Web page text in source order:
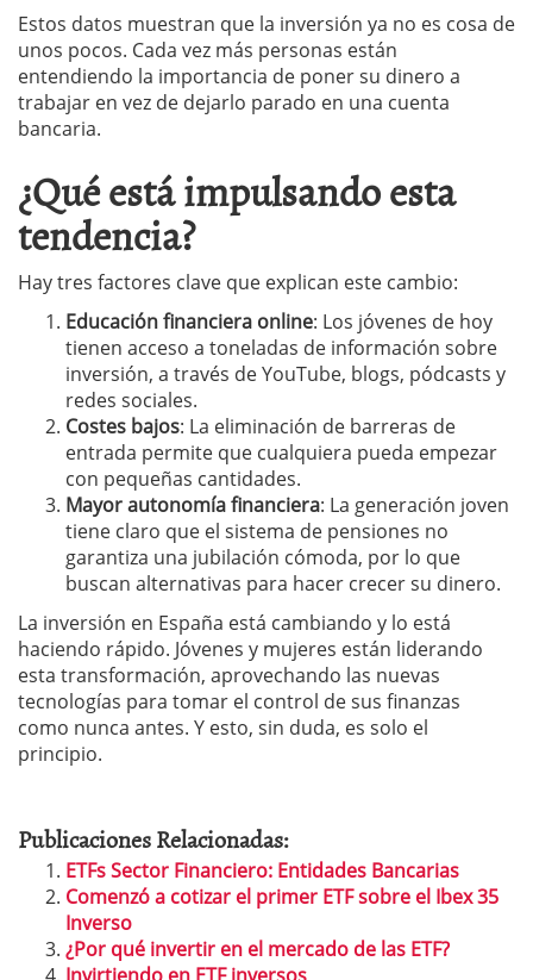
Estos datos muestran que la inversión ya no es cosa de
unos pocos. Cada vez más personas están
entendiendo la importancia de poner su dinero a
trabajar en vez de dejarlo parado en una cuenta
bancaria.
¿Qué está impulsando esta
tendencia?
Hay tres factores clave que explican este cambio:
Educación financiera online: Los jóvenes de hoy
tienen acceso a toneladas de información sobre
inversión, a través de YouTube, blogs, pódcasts y
redes sociales.
Costes bajos: La eliminación de barreras de
entrada permite que cualquiera pueda empezar
con pequeñas cantidades.
Mayor autonomía financiera: La generación joven
tiene claro que el sistema de pensiones no
garantiza una jubilación cómoda, por lo que
buscan alternativas para hacer crecer su dinero.
La inversión en España está cambiando y lo está
haciendo rápido. Jóvenes y mujeres están liderando
esta transformación, aprovechando las nuevas
tecnologías para tomar el control de sus finanzas
como nunca antes. Y esto, sin duda, es solo el
principio.
Publicaciones Relacionadas:
ETFs Sector Financiero: Entidades Bancarias
Comenzó a cotizar el primer ETF sobre el Ibex 35
Inverso
¿Por qué invertir en el mercado de las ETF?